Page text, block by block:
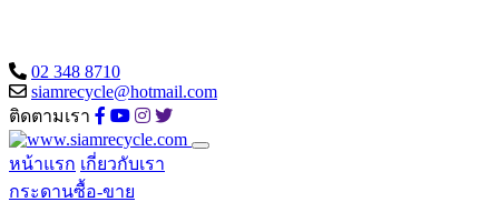
02 348 8710
siamrecycle@hotmail.com
ติดตามเรา
หน้าแรก เกี่ยวกับเรา
กระดานซื้อ-ขาย